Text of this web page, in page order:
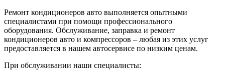
Ремонт кондиционеров авто выполняется опытными
специалистами при помощи профессионального
оборудования. Обслуживание, заправка и ремонт
кондиционеров авто и компрессоров – любая из этих услуг
предоставляется в нашем автосервисе по низким ценам.
При обслуживании наши специалисты: